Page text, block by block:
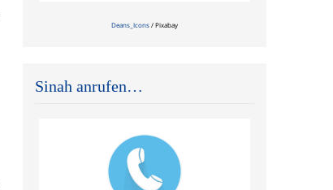
Deans_Icons/ Pixabay
Sinah anrufen…